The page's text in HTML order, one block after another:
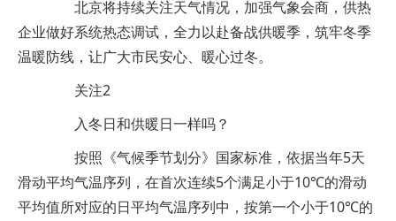
北京将持续关注天气情况，加强气象会商，供热
企业做好系统热态调试，全力以赴备战供暖季，筑牢冬季
温暖防线，让广大市民安心、暖心过冬。
关注2
入冬日和供暖日一样吗？
按照《气候季节划分》国家标准，依据当年5天
滑动平均气温序列，在首次连续5个满足小于10℃的滑动
平均值所对应的日平均气温序列中，按第一个小于10℃的